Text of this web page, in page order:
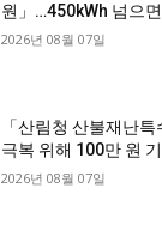
원」…450kWh 넘으면
2026년 08월 07일
「산림청 산불재난
극복 위해 100만 원
2026년 08월 07일